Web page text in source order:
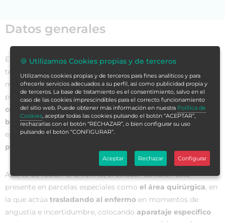
Datos generales
El desarrollo continuoen la sociedad demanda que la
tecnología se adapte al cambio, observándose de una
manera especial enlos hospitales, por ser la salud el
principal objetivo que se persigue. En este sentido,el
celadorcamina ligada a este cambio yconstituye un pilar
básicoen el que se sustentan todo tipo de acciones,
ejerciendo uncordón umbilical entre el médico y el
paciente
Aparte de recibir el enfermo, el celador también está
presente en parcelas especiales como el área quirúrgica, en
la que actúa trasladando al enfermo en momentos de
angustia e incertidumbre, colocando aparataje específico
🍪 Utilizamos Cookies propias y de terceros
Utilizamos cookies propias y de terceros para fines analíticos y para
ofrecerle servicios adecuados a su perfil, así como publicidad propia y
de terceros. La base de tratamiento es el consentimiento, salvo en el
caso de las cookies imprescindibles para el correcto funcionamiento
del sitio web. Puede obtener más información en nuestra Política de
Cookies , aceptar todas las cookies pulsando el botón “ACEPTAR”,
rechazarlas con el botón “RECHAZAR”, o bien configurar su uso
pulsando el botón “CONFIGURAR”.
Aceptar Rechazar Configurar